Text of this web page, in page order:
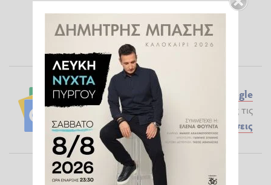
Ακολουθήστε το ilialive.gr στο
Google
Newsκαι μάθετε πρώτοι όλες τις
Ειδήσεις